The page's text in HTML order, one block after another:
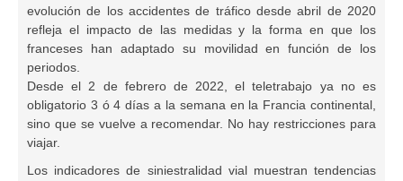
evolución de los accidentes de tráfico desde abril de 2020
refleja el impacto de las medidas y la forma en que los
franceses han adaptado su movilidad en función de los
periodos.
Desde el 2 de febrero de 2022, el teletrabajo ya no es
obligatorio 3 ó 4 días a la semana en la Francia continental,
sino que se vuelve a recomendar. No hay restricciones para
viajar.
Los indicadores de siniestralidad vial muestran tendencias